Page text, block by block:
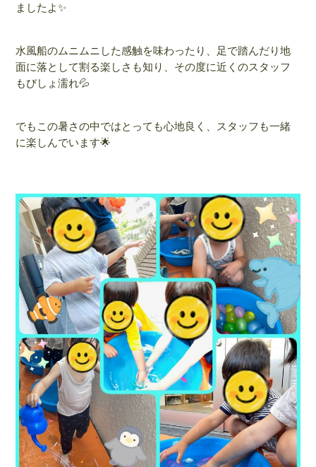
ましたよ✨
水風船のムニムニした感触を味わったり、足で踏んだり地
面に落として割る楽しさも知り、その度に近くのスタッフ
もびしょ濡れ💦
でもこの暑さの中ではとっても心地良く、スタッフも一緒
に楽しんでいます🌟